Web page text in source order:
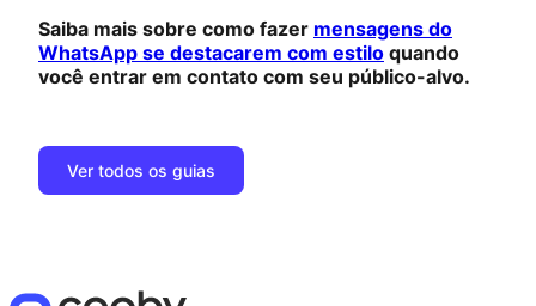
Saiba mais sobre como fazer mensagens do
WhatsApp se destacarem com estilo quando
você entrar em contato com seu público-alvo.
Ver todos os guias